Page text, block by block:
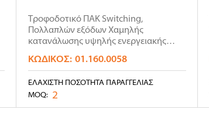
Τροφοδοτικό ΠΑΚ Switching,
Πολλαπλών εξόδων Χαμηλής
κατανάλωσης υψηλής ενεργειακής
ΚΩΔΙΚΌΣ: 01.160.0058
ΕΛΆΧΙΣΤΗ ΠΟΣΌΤΗΤΑ ΠΑΡΑΓΓΕΛΊΑΣ
MOQ: 2